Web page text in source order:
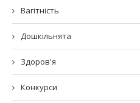
Вагітність
Дошкільнята
Здоров'я
Конкурси